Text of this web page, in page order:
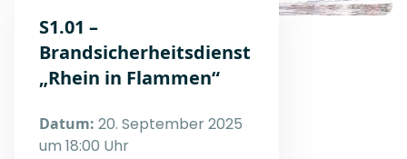
S1.01 –
Brandsicherheitsdienst
„Rhein in Flammen“
Datum: 20. September 2025
um 18:00 Uhr